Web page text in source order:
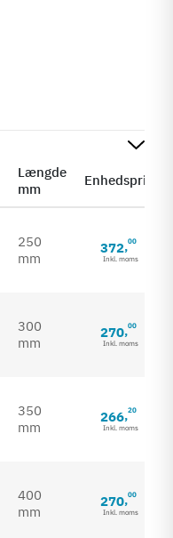
Længde
mm
Enhedspris
250
mm
372,00
Inkl. moms
300
mm
270,00
Inkl. moms
350
mm
266,20
Inkl. moms
400
mm
270,00
Inkl. moms